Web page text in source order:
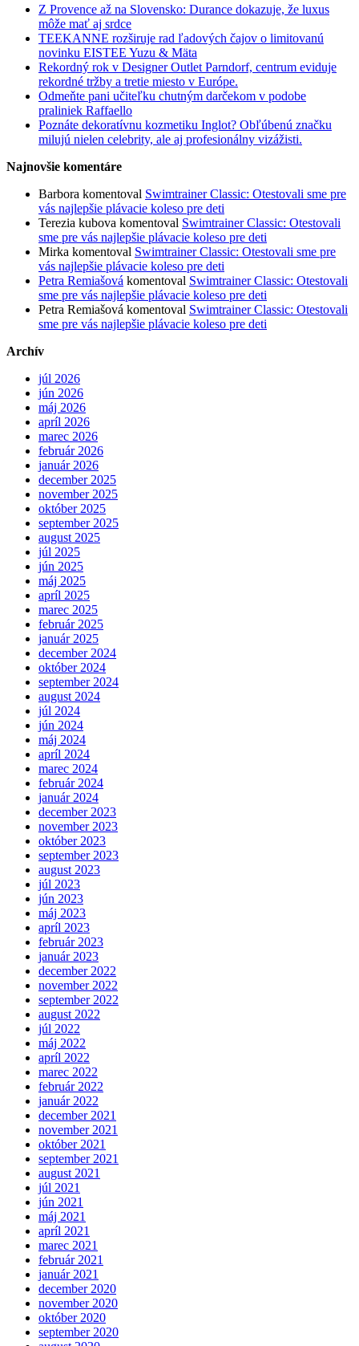
Z Provence až na Slovensko: Durance dokazuje, že luxus
môže mať aj srdce
TEEKANNE rozširuje rad ľadových čajov o limitovanú
novinku EISTEE Yuzu & Mäta
Rekordný rok v Designer Outlet Parndorf, centrum eviduje
rekordné tržby a tretie miesto v Európe.
Odmeňte pani učiteľku chutným darčekom v podobe
praliniek Raffaello
Poznáte dekoratívnu kozmetiku Inglot? Obľúbenú značku
milujú nielen celebrity, ale aj profesionálny vizážisti.
Najnovšie komentáre
Barbora komentoval Swimtrainer Classic: Otestovali sme pre
vás najlepšie plávacie koleso pre deti
Terezia kubova komentoval Swimtrainer Classic: Otestovali
sme pre vás najlepšie plávacie koleso pre deti
Mirka komentoval Swimtrainer Classic: Otestovali sme pre
vás najlepšie plávacie koleso pre deti
Petra Remiašová komentoval Swimtrainer Classic: Otestovali
sme pre vás najlepšie plávacie koleso pre deti
Petra Remiašová komentoval Swimtrainer Classic: Otestovali
sme pre vás najlepšie plávacie koleso pre deti
Archív
júl 2026
jún 2026
máj 2026
apríl 2026
marec 2026
február 2026
január 2026
december 2025
november 2025
október 2025
september 2025
august 2025
júl 2025
jún 2025
máj 2025
apríl 2025
marec 2025
február 2025
január 2025
december 2024
október 2024
september 2024
august 2024
júl 2024
jún 2024
máj 2024
apríl 2024
marec 2024
február 2024
január 2024
december 2023
november 2023
október 2023
september 2023
august 2023
júl 2023
jún 2023
máj 2023
apríl 2023
február 2023
január 2023
december 2022
november 2022
september 2022
august 2022
júl 2022
máj 2022
apríl 2022
marec 2022
február 2022
január 2022
december 2021
november 2021
október 2021
september 2021
august 2021
júl 2021
jún 2021
máj 2021
apríl 2021
marec 2021
február 2021
január 2021
december 2020
november 2020
október 2020
september 2020